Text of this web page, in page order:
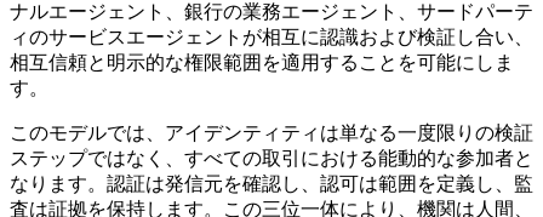
ナルエージェント、銀行の業務エージェント、サードパーテ
ィのサービスエージェントが相互に認識および検証し合い、
相互信頼と明示的な権限範囲を適用することを可能にしま
す。
このモデルでは、アイデンティティは単なる一度限りの検証
ステップではなく、すべての取引における能動的な参加者と
なります。認証は発信元を確認し、認可は範囲を定義し、監
査は証拠を保持します。この三位一体により、機関は人間、